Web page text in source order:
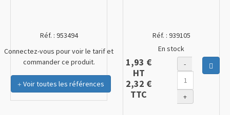
Réf. : 953494
Connectez-vous pour voir le tarif et
commander ce produit.
Voir toutes les références
Réf. : 939105
En stock
1,93 €
HT
2,32 €
TTC
-
+